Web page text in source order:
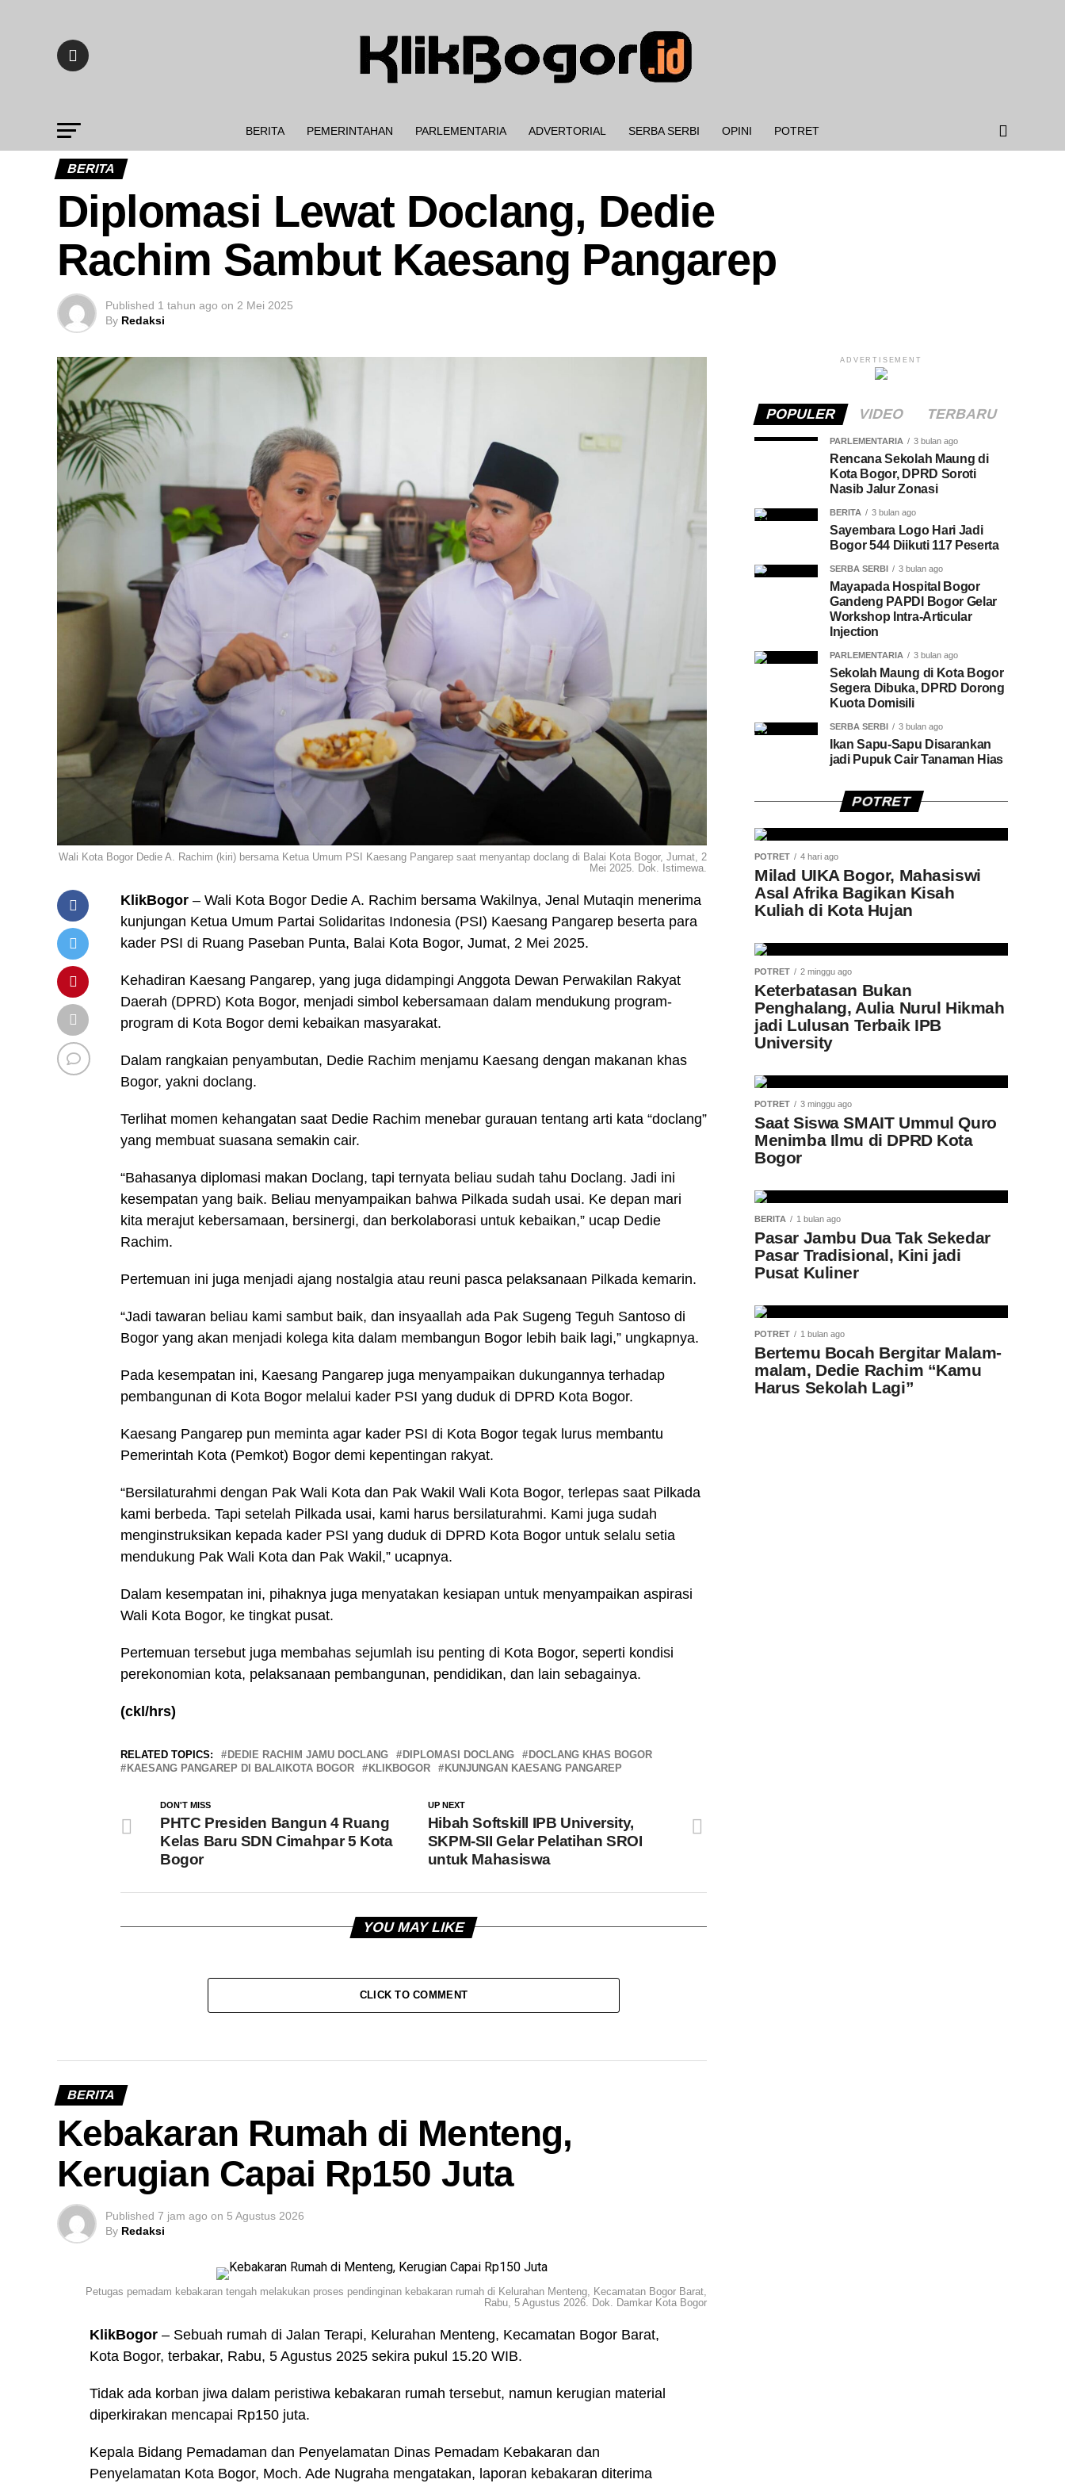
BERITA PEMERINTAHAN PARLEMENTARIA ADVERTORIAL SERBA SERBI OPINI POTRET
BERITA
Diplomasi Lewat Doclang, Dedie
Rachim Sambut Kaesang Pangarep
Published 1 tahun ago on 2 Mei 2025
By Redaksi
Wali Kota Bogor Dedie A. Rachim (kiri) bersama Ketua Umum PSI Kaesang Pangarep saat menyantap doclang di Balai Kota Bogor, Jumat, 2
Mei 2025. Dok. Istimewa.
KlikBogor – Wali Kota Bogor Dedie A. Rachim bersama Wakilnya, Jenal Mutaqin menerima
kunjungan Ketua Umum Partai Solidaritas Indonesia (PSI) Kaesang Pangarep beserta para
kader PSI di Ruang Paseban Punta, Balai Kota Bogor, Jumat, 2 Mei 2025.
Kehadiran Kaesang Pangarep, yang juga didampingi Anggota Dewan Perwakilan Rakyat
Daerah (DPRD) Kota Bogor, menjadi simbol kebersamaan dalam mendukung program-
program di Kota Bogor demi kebaikan masyarakat.
Dalam rangkaian penyambutan, Dedie Rachim menjamu Kaesang dengan makanan khas
Bogor, yakni doclang.
Terlihat momen kehangatan saat Dedie Rachim menebar gurauan tentang arti kata “doclang”
yang membuat suasana semakin cair.
“Bahasanya diplomasi makan Doclang, tapi ternyata beliau sudah tahu Doclang. Jadi ini
kesempatan yang baik. Beliau menyampaikan bahwa Pilkada sudah usai. Ke depan mari
kita merajut kebersamaan, bersinergi, dan berkolaborasi untuk kebaikan,” ucap Dedie
Rachim.
Pertemuan ini juga menjadi ajang nostalgia atau reuni pasca pelaksanaan Pilkada kemarin.
“Jadi tawaran beliau kami sambut baik, dan insyaallah ada Pak Sugeng Teguh Santoso di
Bogor yang akan menjadi kolega kita dalam membangun Bogor lebih baik lagi,” ungkapnya.
Pada kesempatan ini, Kaesang Pangarep juga menyampaikan dukungannya terhadap
pembangunan di Kota Bogor melalui kader PSI yang duduk di DPRD Kota Bogor.
Kaesang Pangarep pun meminta agar kader PSI di Kota Bogor tegak lurus membantu
Pemerintah Kota (Pemkot) Bogor demi kepentingan rakyat.
“Bersilaturahmi dengan Pak Wali Kota dan Pak Wakil Wali Kota Bogor, terlepas saat Pilkada
kami berbeda. Tapi setelah Pilkada usai, kami harus bersilaturahmi. Kami juga sudah
menginstruksikan kepada kader PSI yang duduk di DPRD Kota Bogor untuk selalu setia
mendukung Pak Wali Kota dan Pak Wakil,” ucapnya.
Dalam kesempatan ini, pihaknya juga menyatakan kesiapan untuk menyampaikan aspirasi
Wali Kota Bogor, ke tingkat pusat.
Pertemuan tersebut juga membahas sejumlah isu penting di Kota Bogor, seperti kondisi
perekonomian kota, pelaksanaan pembangunan, pendidikan, dan lain sebagainya.
(ckl/hrs)
RELATED TOPICS: DEDIE RACHIM JAMU DOCLANG DIPLOMASI DOCLANG
DOCLANG KHAS BOGOR
KAESANG PANGAREP DI BALAIKOTA BOGOR
KLIKBOGOR KUNJUNGAN KAESANG PANGAREP
UP NEXT
Hibah Softskill IPB University,
SKPM-SII Gelar Pelatihan SROI
untuk Mahasiswa
DON'T MISS
PHTC Presiden Bangun 4 Ruang
Kelas Baru SDN Cimahpar 5 Kota
Bogor
YOU MAY LIKE
CLICK TO COMMENT
BERITA
Kebakaran Rumah di Menteng,
Kerugian Capai Rp150 Juta
Published 7 jam ago on 5 Agustus 2026
By Redaksi
Petugas pemadam kebakaran tengah melakukan proses pendinginan kebakaran rumah di Kelurahan Menteng, Kecamatan Bogor Barat,
Rabu, 5 Agustus 2026. Dok. Damkar Kota Bogor
KlikBogor – Sebuah rumah di Jalan Terapi, Kelurahan Menteng, Kecamatan Bogor Barat,
Kota Bogor, terbakar, Rabu, 5 Agustus 2025 sekira pukul 15.20 WIB.
Tidak ada korban jiwa dalam peristiwa kebakaran rumah tersebut, namun kerugian material
diperkirakan mencapai Rp150 juta.
Kepala Bidang Pemadaman dan Penyelamatan Dinas Pemadam Kebakaran dan
Penyelamatan Kota Bogor, Moch. Ade Nugraha mengatakan, laporan kebakaran diterima
ADVERTISEMENT
POPULER VIDEO TERBARU
PARLEMENTARIA 3 bulan ago
Rencana Sekolah Maung di
Kota Bogor, DPRD Soroti
Nasib Jalur Zonasi
BERITA 3 bulan ago
Sayembara Logo Hari Jadi
Bogor 544 Diikuti 117 Peserta
SERBA SERBI 3 bulan ago
Mayapada Hospital Bogor
Gandeng PAPDI Bogor Gelar
Workshop Intra-Articular
Injection
PARLEMENTARIA 3 bulan ago
Sekolah Maung di Kota Bogor
Segera Dibuka, DPRD Dorong
Kuota Domisili
SERBA SERBI 3 bulan ago
Ikan Sapu-Sapu Disarankan
jadi Pupuk Cair Tanaman Hias
POTRET
POTRET 4 hari ago
Milad UIKA Bogor, Mahasiswi
Asal Afrika Bagikan Kisah
Kuliah di Kota Hujan
POTRET 2 minggu ago
Keterbatasan Bukan
Penghalang, Aulia Nurul Hikmah
jadi Lulusan Terbaik IPB
University
POTRET 3 minggu ago
Saat Siswa SMAIT Ummul Quro
Menimba Ilmu di DPRD Kota
Bogor
BERITA 1 bulan ago
Pasar Jambu Dua Tak Sekedar
Pasar Tradisional, Kini jadi
Pusat Kuliner
POTRET 1 bulan ago
Bertemu Bocah Bergitar Malam-
malam, Dedie Rachim “Kamu
Harus Sekolah Lagi”